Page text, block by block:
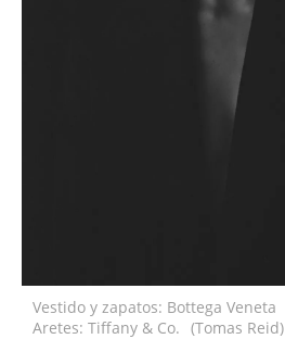
Vestido y zapatos: Bottega Veneta
Aretes: Tiffany & Co. (Tomas Reid)